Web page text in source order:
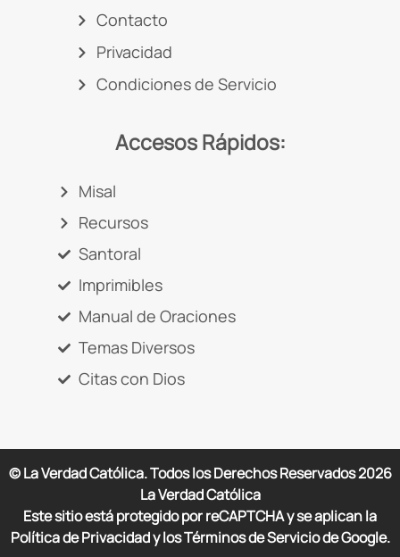
Contacto
Privacidad
Condiciones de Servicio
Accesos Rápidos:
Misal
Recursos
Santoral
Imprimibles
Manual de Oraciones
Temas Diversos
Citas con Dios
© La Verdad Católica. Todos los Derechos Reservados2026
La Verdad Católica
Este sitio está protegido por reCAPTCHA y se aplican la
Política de Privacidad y los Términos de Servicio de Google.